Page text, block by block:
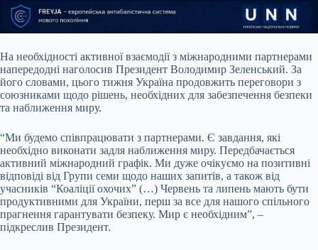
На необхідності активної взаємодії з міжнародними партнерами
напередодні наголосив Президент Володимир Зеленський. За
його словами, цього тижня Україна продовжить переговори з
союзниками щодо рішень, необхідних для забезпечення безпеки
та наближення миру.
“Ми будемо співпрацювати з партнерами. Є завдання, які
необхідно виконати задля наближення миру. Передбачається
активний міжнародний графік. Ми дуже очікуємо на позитивні
відповіді від Групи семи щодо наших запитів, а також від
учасників “Коаліції охочих” (…) Червень та липень мають бути
продуктивними для України, перш за все для нашого спільного
прагнення гарантувати безпеку. Мир є необхідним”, –
підкреслив Президент.